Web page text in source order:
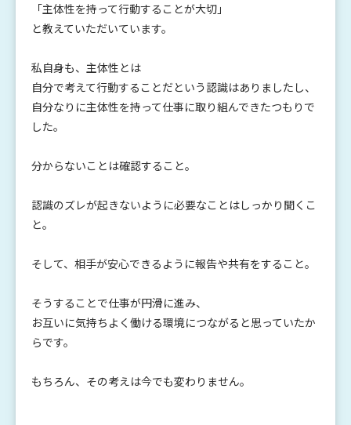
「主体性を持って行動することが大切」
と教えていただいています。
私自身も、主体性とは
自分で考えて行動することだという認識はありましたし、
自分なりに主体性を持って仕事に取り組んできたつもりで
した。
分からないことは確認すること。
認識のズレが起きないように必要なことはしっかり聞くこ
と。
そして、相手が安心できるように報告や共有をすること。
そうすることで仕事が円滑に進み、
お互いに気持ちよく働ける環境につながると思っていたか
らです。
もちろん、その考えは今でも変わりません。